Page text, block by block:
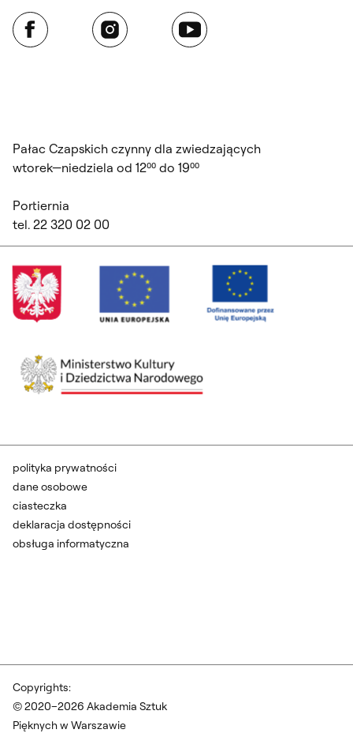
Facebook Instagram YouTube
Pałac Czapskich czynny dla zwiedzających
wtorek—niedziela od 12⁰⁰ do 19⁰⁰
Portiernia
tel. 22 320 02 00
Copyrights:
© 2020–2026 Akademia Sztuk
Pięknych w Warszawie
polityka prywatności
dane osobowe
ciasteczka
deklaracja dostępności
obsługa informatyczna